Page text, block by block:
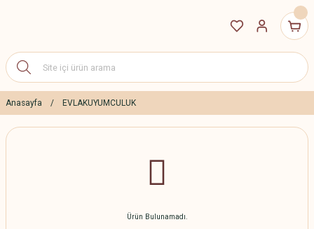
Anasayfa EVLAKUYUMCULUK
Ürün Bulunamadı.